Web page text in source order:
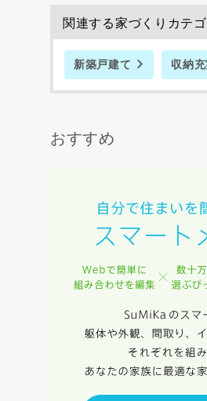
関連する家づくりカテ
新築戸建て 収納
おすすめ